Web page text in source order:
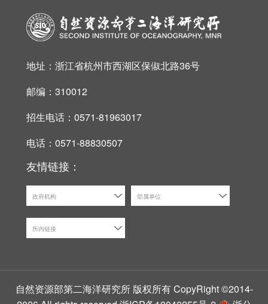
地址：浙江省杭州市西湖区保俶北路36号
邮编：310012
招生电话：0571-81963017
电话：0571-88830507
友情链接：
政府机构 部属单位
所内链接
自然资源部第二海洋研究所 版权所有 CopyRight ©2014-